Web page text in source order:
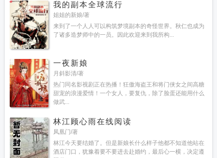
我的副本全球流行
姐姐的新娘/著
来到了一个人人可以构筑梦境副本的奇怪世界。秋仁也成为
了诸多造梦师中的一员。因此欢迎来到我所构...
一夜新娘
月斜影清/著
热门同名影视剧正在热播！狂傲海盗王和将门侠女之间高糖
甜宠的浪漫爱情！一个女人，要复仇，除了脸蛋还能用什么
做武...
林江顾心雨在线阅读
凤凰门/著
林江今天要结婚了。但是新娘长什么样子他都不知道他站在
酒店门口，犹豫着要不要进去赴婚约，最后心一横，决定遵